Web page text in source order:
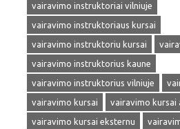
vairavimo instruktoriai vilniuje
vairavimo instruktoriaus kursai
vairavimo instruktoriu kursai
vairavimo instruktorius kaune
vairavimo instruktorius vilniuje
vairavimo kursai
vairavimo kursai
vairavimo kursai eksternu